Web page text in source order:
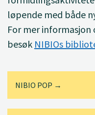
løpende med både
For mer informasjon
besøk NIBIOs
NIBIO POP →